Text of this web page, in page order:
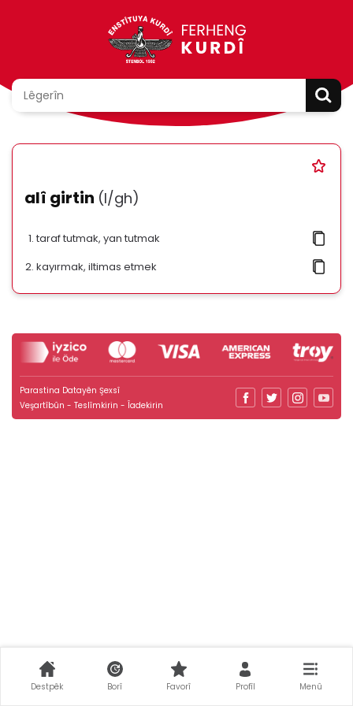
alî girtin (l/gh)
taraf tutmak, yan tutmak
kayırmak, iltimas etmek
Parastina Datayên Şexsî
Veşartîbûn - Teslîmkirin - Îadekirin
Destpêk Borî Favorî Profîl Menû